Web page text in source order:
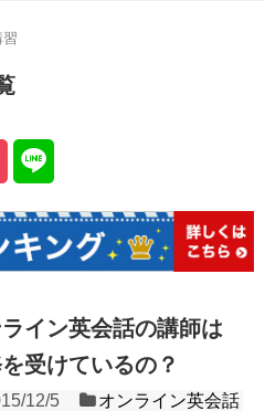
習
イン英会話の講師は
受けているの？
12/5
オンライン英会話